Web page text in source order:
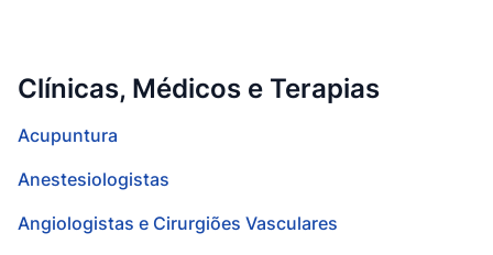
Clínicas, Médicos e Terapias
Acupuntura
Anestesiologistas
Angiologistas e Cirurgiões Vasculares